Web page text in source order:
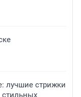
лучшие стрижки